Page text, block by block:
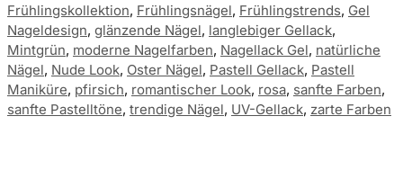
Frühlingskollektion, Frühlingsnägel, Frühlingstrends, Gel
Nageldesign, glänzende Nägel, langlebiger Gellack,
Mintgrün, moderne Nagelfarben, Nagellack Gel, natürliche
Nägel, Nude Look, Oster Nägel, Pastell Gellack, Pastell
Maniküre, pfirsich, romantischer Look, rosa, sanfte Farben,
sanfte Pastelltöne, trendige Nägel, UV-Gellack, zarte Farben